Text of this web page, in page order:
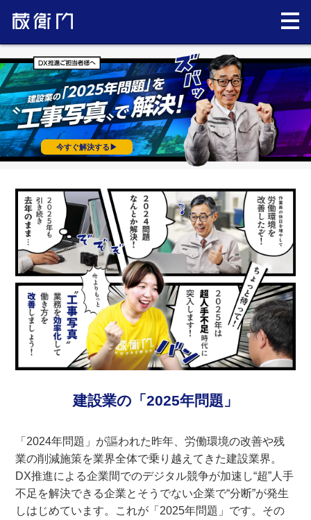
今すぐ解決する▶
建設業の「2025年問題」
「2024年問題」が謳われた昨年、労働環境の改善や残
業の削減施策を業界全体で乗り越えてきた建設業界。
DX推進による企業間でのデジタル競争が加速し“超”人手
不足を解決できる企業とそうでない企業で“分断”が発生
しはじめています。これが「2025年問題」です。その